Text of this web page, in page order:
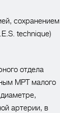
сохранением
technique)
отдела
МРТ малого
артерии, в